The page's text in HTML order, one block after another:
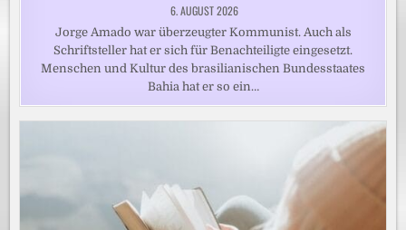
6. AUGUST 2026
Jorge Amado war überzeugter Kommunist. Auch als
Schriftsteller hat er sich für Benachteiligte eingesetzt.
Menschen und Kultur des brasilianischen Bundesstaates
Bahia hat er so ein…